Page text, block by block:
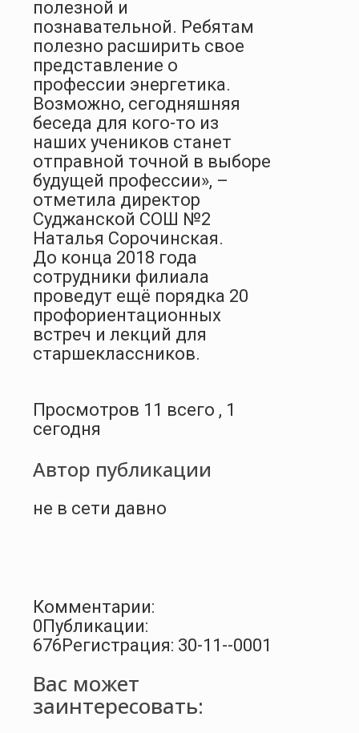
полезной и
познавательной. Ребятам
полезно расширить свое
представление о
профессии энергетика.
Возможно, сегодняшняя
беседа для кого-то из
наших учеников станет
отправной точной в выборе
будущей профессии», –
отметила директор
Суджанской СОШ №2
Наталья Сорочинская.
До конца 2018 года
сотрудники филиала
проведут ещё порядка 20
профориентационных
встреч и лекций для
старшеклассников.
Просмотров 11 всего , 1
сегодня
Автор публикации
не в сети давно
Комментарии:
0Публикации:
676Регистрация: 30-11--0001
Вас может
заинтересовать: